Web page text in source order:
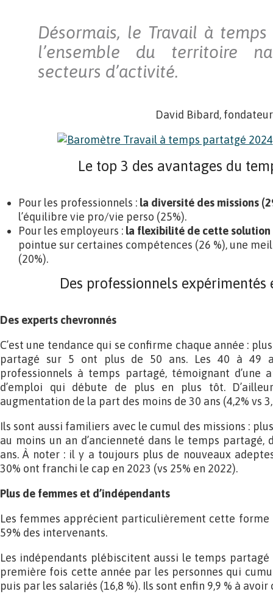
Désormais, le Travail à
l’ensemble du territoire
secteurs d’activité.
David Bibard,
Le top 3 des avantages du
Pour les professionnels : la diversité des missions
l’équilibre vie pro/vie perso (25%).
Pour les employeurs : la flexibilité de cette solution
pointue sur certaines compétences (26 %), une
(20%).
Des professionnels expérimentés
Des experts chevronnés
C’est une tendance qui se confirme chaque année :
partagé sur 5 ont plus de 50 ans. Les 40 à 49
professionnels à temps partagé, témoignant d’une
d’emploi qui débute de plus en plus tôt.
augmentation de la part des moins de 30 ans (4,2% vs
Ils sont aussi familiers avec le cumul des missions :
au moins un an d’ancienneté dans le temps partagé,
ans. À noter : il y a toujours plus de nouveaux
30% ont franchi le cap en 2023 (vs 25% en 2022).
Plus de femmes et d’indépendants
Les femmes apprécient particulièrement cette forme
59% des intervenants.
Les indépendants plébiscitent aussi le temps partagé
première fois cette année par les personnes qui
puis par les salariés (16,8 %). Ils sont enfin 9,9 % à